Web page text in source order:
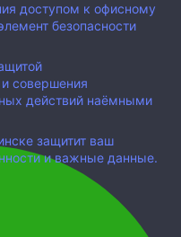
доступом к офисному
безопасности
совершения
действий наёмными
защитит ваш
и важные данные.